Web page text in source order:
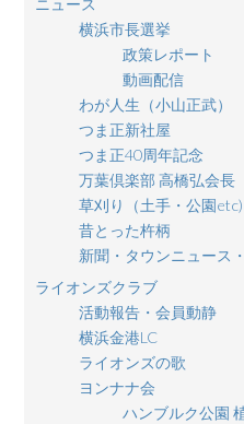
横浜市長選挙
政策レポート
動画配信
わが人生（小山正武）
つま正新社屋
つま正40周年記念
万葉倶楽部 高橋弘会長
草刈り（土手・公園etc)
昔とった杵柄
新聞・タウンニュース
ライオンズクラブ
活動報告・会員動静
横浜金港LC
ライオンズの歌
ヨンナナ会
ハンブルク公園